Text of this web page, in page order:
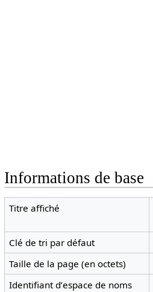
Informations de base
Titre affiché
Clé de tri par défaut
Taille de la page (en octets)
Identifiant dʼespace de noms